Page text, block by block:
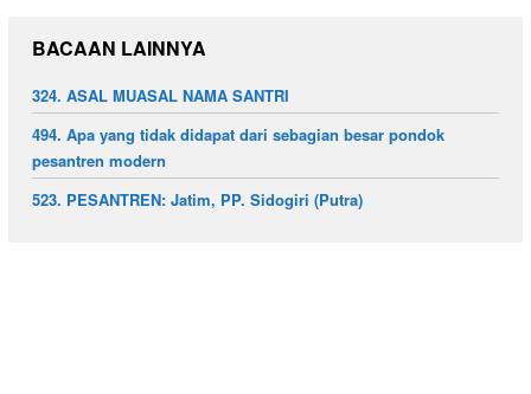
BACAAN LAINNYA
324. ASAL MUASAL NAMA SANTRI
494. Apa yang tidak didapat dari sebagian besar pondok
pesantren modern
523. PESANTREN: Jatim, PP. Sidogiri (Putra)